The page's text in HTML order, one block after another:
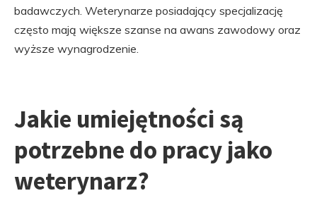
badawczych. Weterynarze posiadający specjalizację
często mają większe szanse na awans zawodowy oraz
wyższe wynagrodzenie.
Jakie umiejętności są
potrzebne do pracy jako
weterynarz?